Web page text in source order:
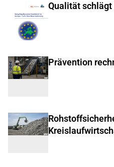
Qualität
Prävention